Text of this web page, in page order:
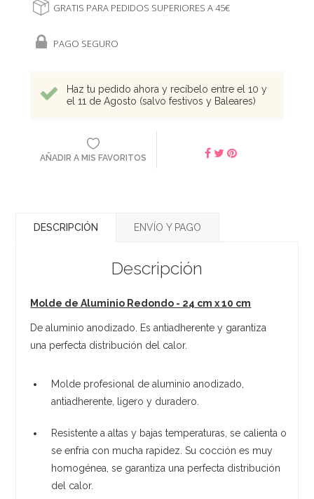
GRATIS PARA PEDIDOS SUPERIORES A 45€
PAGO SEGURO
Haz tu pedido ahora y recíbelo entre el 10 y
el 11 de Agosto (salvo festivos y Baleares)
AÑADIR A MIS FAVORITOS
DESCRIPCIÓN ENVÍO Y PAGO
Descripción
Molde de Aluminio Redondo - 24 cm x 10 cm
De aluminio anodizado. Es antiadherente y garantiza
una perfecta distribución del calor.
Molde profesional de aluminio anodizado,
antiadherente, ligero y duradero.
Resistente a altas y bajas temperaturas, se calienta o
se enfría con mucha rapidez. Su cocción es muy
homogénea, se garantiza una perfecta distribución
del calor.